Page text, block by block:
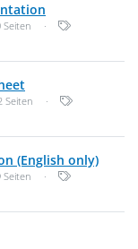
Seiten ·
Seiten ·
(English only)PDF,
Seiten ·